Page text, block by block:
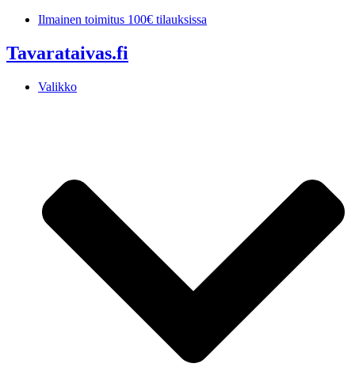
Mene
Ilmainen toimitus 100€ tilauksissa
Tavarataivas.fi
Valikko